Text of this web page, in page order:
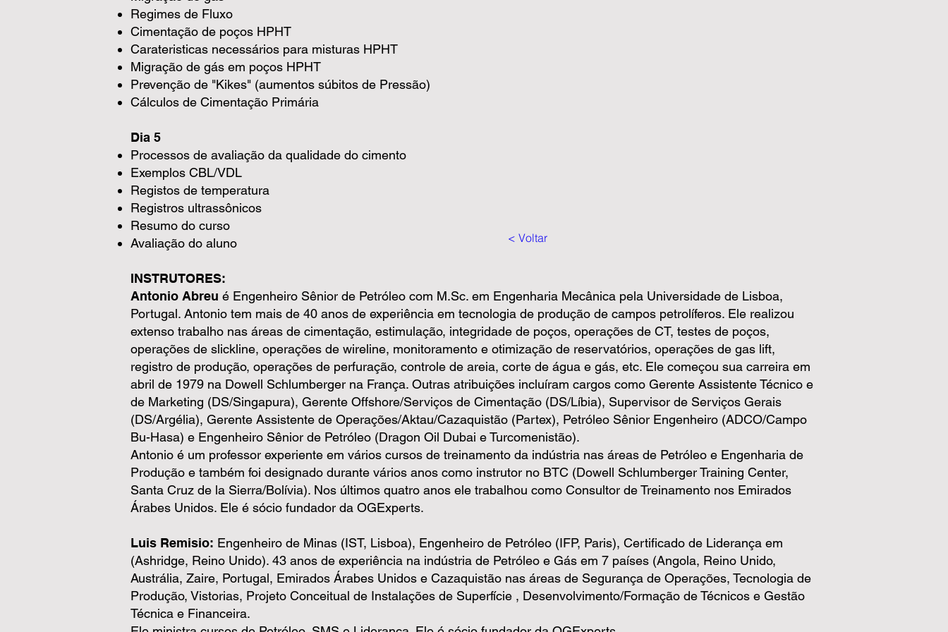
Regimes de Fluxo
Cimentação de poços HPHT
Carateristicas necessários para misturas HPHT
Migração de gás em poços HPHT
Prevenção de "Kikes" (aumentos súbitos de Pressão)
Cálculos de Cimentação Primária
Dia 5
Processos de avaliação da qualidade do cimento
Exemplos CBL/VDL
Registos de temperatura
Registros ultrassônicos
Resumo do curso
Avaliação do aluno
INSTRUTORES:
Antonio Abreu é Engenheiro Sênior de Petróleo com M.Sc. em Engenharia Mecânica pela Universidade de Lisboa,
Portugal. Antonio tem mais de 40 anos de experiência em tecnologia de produção de campos petrolíferos. Ele realizou
extenso trabalho nas áreas de cimentação, estimulação, integridade de poços, operações de CT, testes de poços,
operações de slickline, operações de wireline, monitoramento e otimização de reservatórios, operações de gas lift,
registro de produção, operações de perfuração, controle de areia, corte de água e gás, etc. Ele começou sua carreira em
abril de 1979 na Dowell Schlumberger na França. Outras atribuições incluíram cargos como Gerente Assistente Técnico e
de Marketing (DS/Singapura), Gerente Offshore/Serviços de Cimentação (DS/Líbia), Supervisor de Serviços Gerais
(DS/Argélia), Gerente Assistente de Operações/Aktau/Cazaquistão (Partex), Petróleo Sênior Engenheiro (ADCO/Campo
Bu-Hasa) e Engenheiro Sênior de Petróleo (Dragon Oil Dubai e Turcomenistão).
Antonio é um professor experiente em vários cursos de treinamento da indústria nas áreas de Petróleo e Engenharia de
Produção e também foi designado durante vários anos como instrutor no BTC (Dowell Schlumberger Training Center,
Santa Cruz de la Sierra/Bolívia). Nos últimos quatro anos ele trabalhou como Consultor de Treinamento nos Emirados
Árabes Unidos. Ele é sócio fundador da OGExperts.
Luis Remisio: Engenheiro de Minas (IST, Lisboa), Engenheiro de Petróleo (IFP, Paris), Certificado de Liderança em
(Ashridge, Reino Unido). 43 anos de experiência na indústria de Petróleo e Gás em 7 países (Angola, Reino Unido,
Austrália, Zaire, Portugal, Emirados Árabes Unidos e Cazaquistão nas áreas de Segurança de Operações, Tecnologia de
Produção, Vistorias, Projeto Conceitual de Instalações de Superfície , Desenvolvimento/Formação de Técnicos e Gestão
Técnica e Financeira.
< Voltar